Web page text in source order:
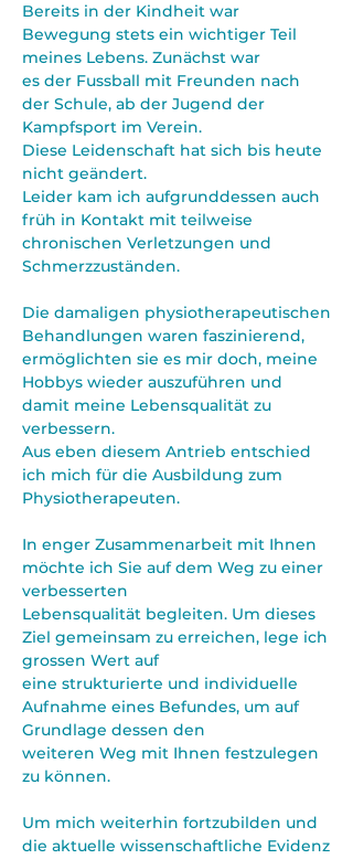
Bereits in der Kindheit war
Bewegung stets ein wichtiger Teil
meines Lebens. Zunächst war
es der Fussball mit Freunden nach
der Schule, ab der Jugend der
Kampfsport im Verein.
Diese Leidenschaft hat sich bis heute
nicht geändert.
Leider kam ich aufgrunddessen auch
früh in Kontakt mit teilweise
chronischen Verletzungen und
Schmerzzuständen.
Die damaligen physiotherapeutischen
Behandlungen waren faszinierend,
ermöglichten sie es mir doch, meine
Hobbys wieder auszuführen und
damit meine Lebensqualität zu
verbessern.
Aus eben diesem Antrieb entschied
ich mich für die Ausbildung zum
Physiotherapeuten.
In enger Zusammenarbeit mit Ihnen
möchte ich Sie auf dem Weg zu einer
verbesserten
Lebensqualität begleiten. Um dieses
Ziel gemeinsam zu erreichen, lege ich
grossen Wert auf
eine strukturierte und individuelle
Aufnahme eines Befundes, um auf
Grundlage dessen den
weiteren Weg mit Ihnen festzulegen
zu können.
Um mich weiterhin fortzubilden und
die aktuelle wissenschaftliche Evidenz